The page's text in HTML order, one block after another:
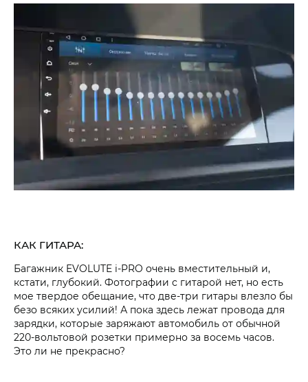
КАК ГИТАРА:
Багажник EVOLUTE i‑PRO очень вместительный и,
кстати, глубокий. Фотографии с гитарой нет, но есть
мое твердое обещание, что две-три гитары влезло бы
безо всяких усилий! А пока здесь лежат провода для
зарядки, которые заряжают автомобиль от обычной
220-вольтовой розетки примерно за восемь часов.
Это ли не прекрасно?